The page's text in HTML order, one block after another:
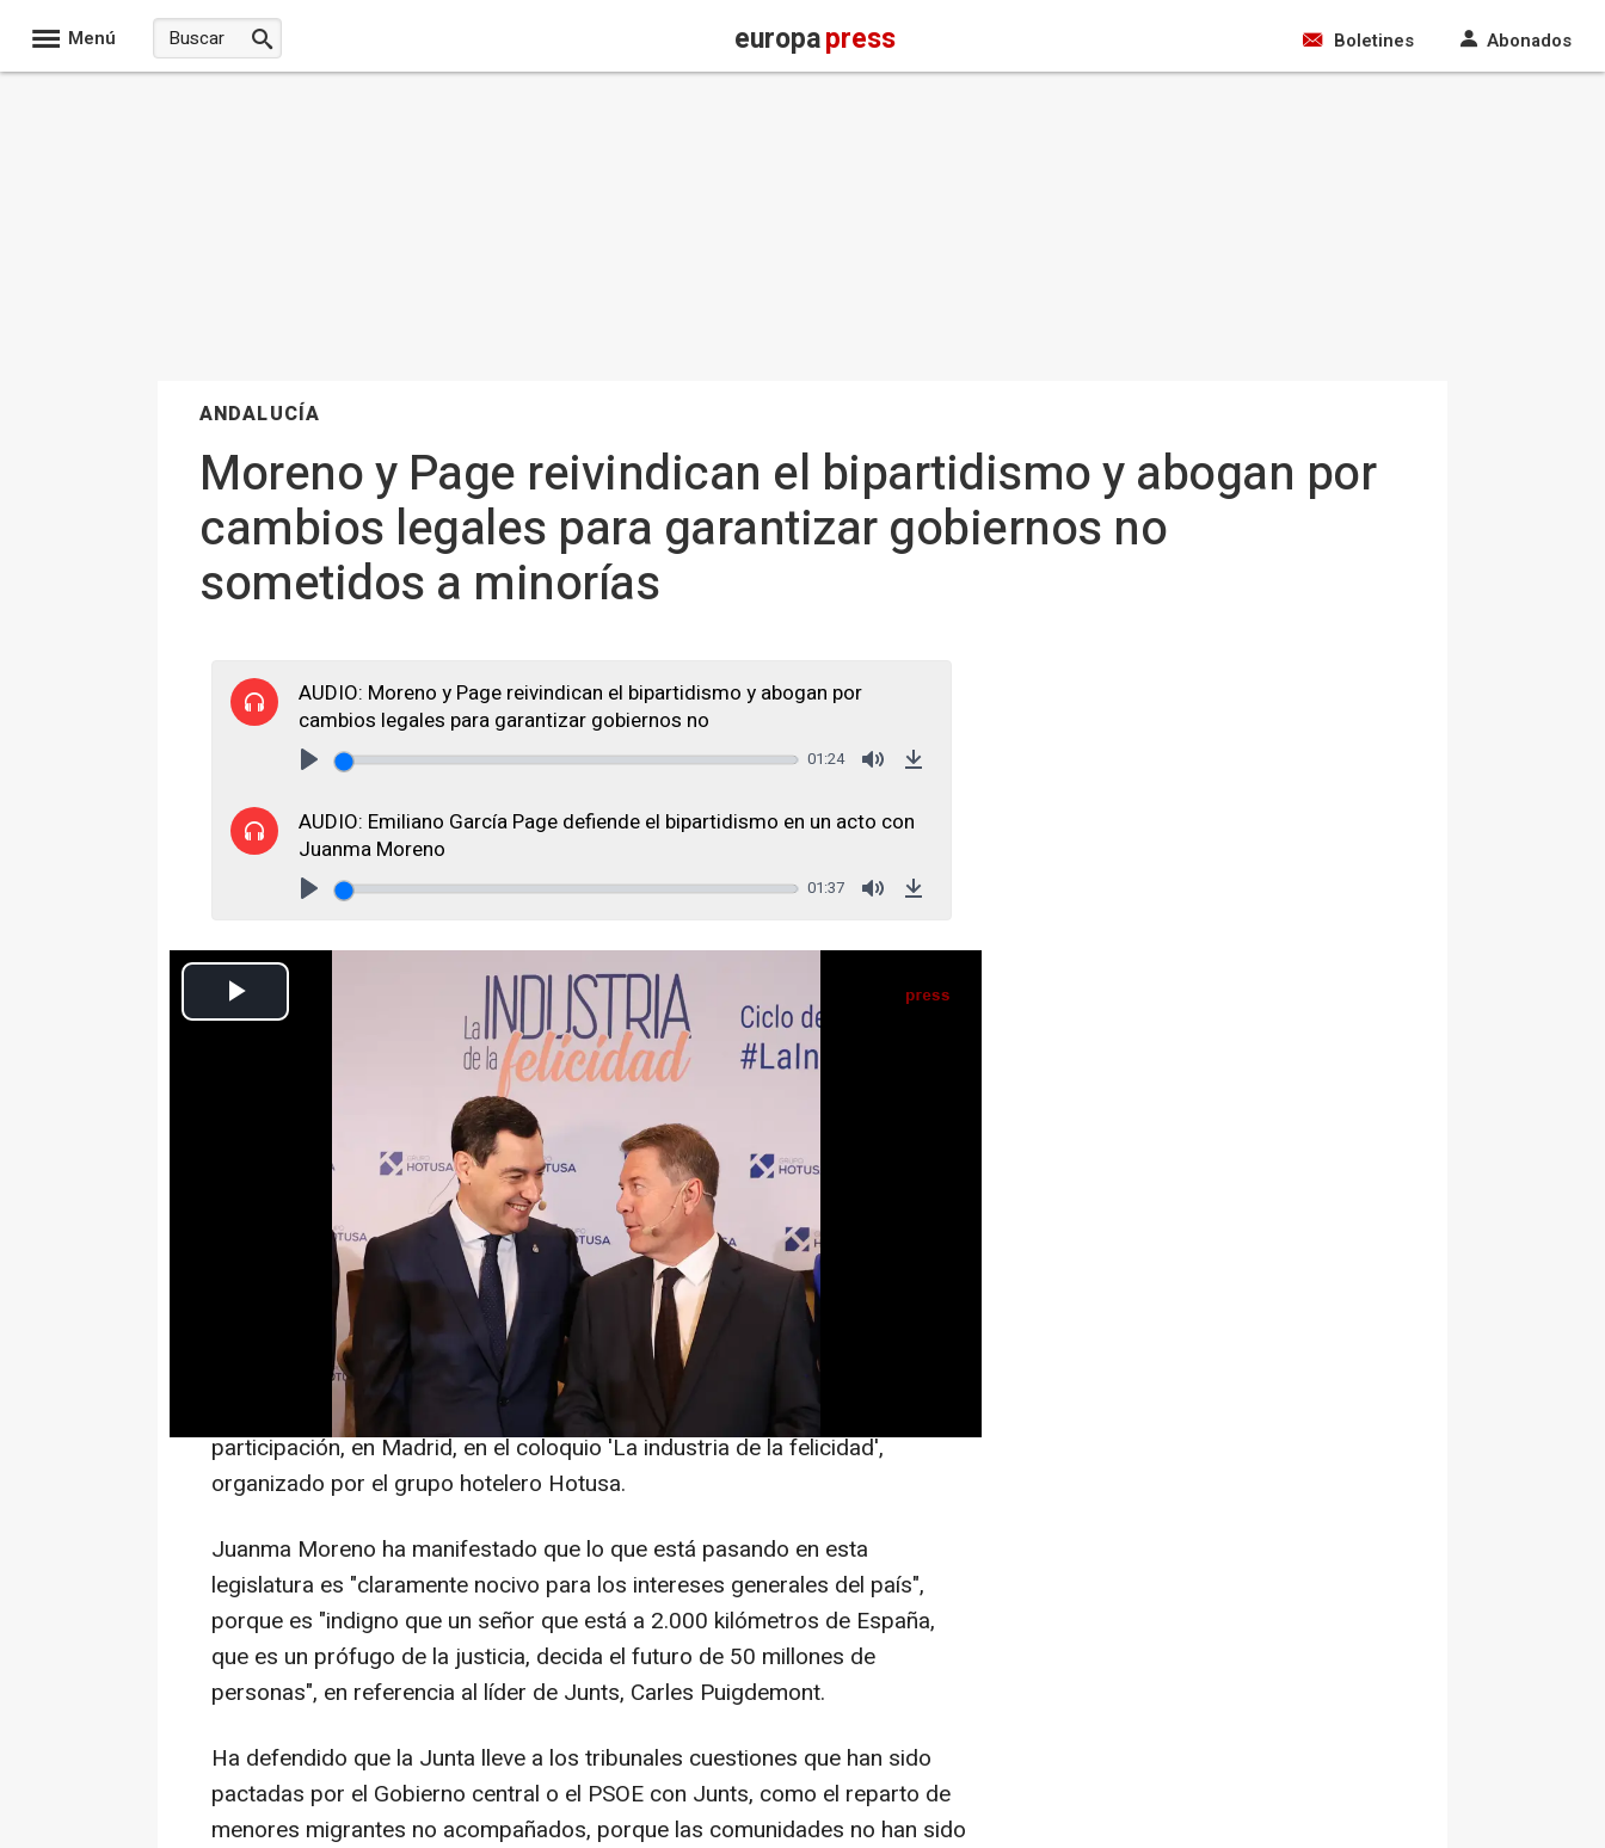
Menú europapress Boletines Abonados
ANDALUCÍA
Moreno y Page reivindican el bipartidismo y abogan por
cambios legales para garantizar gobiernos no
sometidos a minorías
AUDIO: Moreno y Page reivindican el bipartidismo y abogan por
cambios legales para garantizar gobiernos no
01:24
AUDIO: Emiliano García Page defiende el bipartidismo en un acto con
Juanma Moreno
01:37
El presidente de la Junta de Andalucía, Juanma Moreno (i), y el presidente de Castilla-La Mancha, Emiliano García-Page (d), durante el desayuno
'Turismo como Motor de Desarrollo: Estrategias y Desafíos para el Futuro de las Comunidades Autónomas', organiz - Marta Fernández - Europa Press
Abrir opciones para compartir
IA Seguir en
MADRID 11 Abr. (EUROPA PRESS) -
Los presidentes de Andalucía, Juanma Moreno (PP), y de Castilla La
Mancha, Emiliano García Page (PSOE), han coincidido ese viernes en
reivindicar el bipartidismo y han abogado por posibles cambios legales que
garanticen legislaturas con gobiernos estables de las mayorías que no
estén sometidos a formaciones minoritarias.
Así se han pronunciado Juanma Moreno y García Page, durante su
participación, en Madrid, en el coloquio 'La industria de la felicidad',
organizado por el grupo hotelero Hotusa.
Juanma Moreno ha manifestado que lo que está pasando en esta
legislatura es "claramente nocivo para los intereses generales del país",
porque es "indigno que un señor que está a 2.000 kilómetros de España,
que es un prófugo de la justicia, decida el futuro de 50 millones de
personas", en referencia al líder de Junts, Carles Puigdemont.
Ha defendido que la Junta lleve a los tribunales cuestiones que han sido
pactadas por el Gobierno central o el PSOE con Junts, como el reparto de
menores migrantes no acompañados, porque las comunidades no han sido